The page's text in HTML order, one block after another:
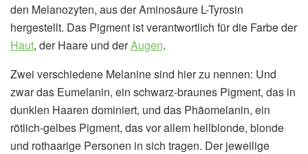
den Melanozyten, aus der Aminosäure L-Tyrosin
hergestellt. Das Pigment ist verantwortlich für die Farbe der
Haut, der Haare und derAugen.
Zwei verschiedene Melanine sind hier zu nennen: Und
zwar das Eumelanin, ein schwarz-braunes Pigment, das in
dunklen Haaren dominiert, und das Phäomelanin, ein
rötlich-gelbes Pigment, das vor allem hellblonde, blonde
und rothaarige Personen in sich tragen. Der jeweilige